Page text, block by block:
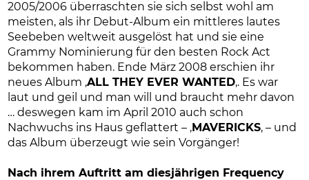
2005/2006 überraschten sie sich selbst wohl am
meisten, als ihr Debut-Album ein mittleres lautes
Seebeben weltweit ausgelöst hat und sie eine
Grammy Nominierung für den besten Rock Act
bekommen haben. Ende März 2008 erschien ihr
neues Album ‚ALL THEY EVER WANTED‚. Es war
laut und geil und man will und braucht mehr davon
… deswegen kam im April 2010 auch schon
Nachwuchs ins Haus geflattert – ‚MAVERICKS‚ – und
das Album überzeugt wie sein Vorgänger!
Nach ihrem Auftritt am diesjährigen Frequency